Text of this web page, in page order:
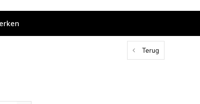
Terug